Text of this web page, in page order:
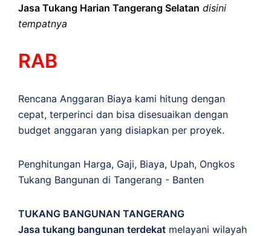
Jasa Tukang Harian Tangerang Selatan disini
tempatnya
RAB
Rencana Anggaran Biaya kami hitung dengan
cepat, terperinci dan bisa disesuaikan dengan
budget anggaran yang disiapkan per proyek.
Penghitungan Harga, Gaji, Biaya, Upah, Ongkos
Tukang Bangunan di Tangerang - Banten
TUKANG BANGUNAN TANGERANG
Jasa tukang bangunan terdekat melayani wilayah